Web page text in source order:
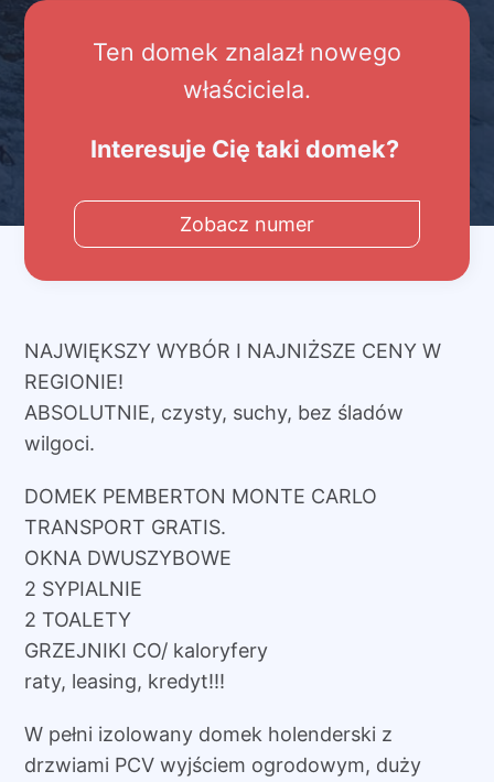
Ten domek znalazł nowego
właściciela.
Interesuje Cię taki domek?
Zobacz numer
NAJWIĘKSZY WYBÓR I NAJNIŻSZE CENY W
REGIONIE!
ABSOLUTNIE, czysty, suchy, bez śladów
wilgoci.
DOMEK PEMBERTON MONTE CARLO
TRANSPORT GRATIS.
OKNA DWUSZYBOWE
2 SYPIALNIE
2 TOALETY
GRZEJNIKI CO/ kaloryfery
raty, leasing, kredyt!!!
W pełni izolowany domek holenderski z
drzwiami PCV wyjściem ogrodowym, duży